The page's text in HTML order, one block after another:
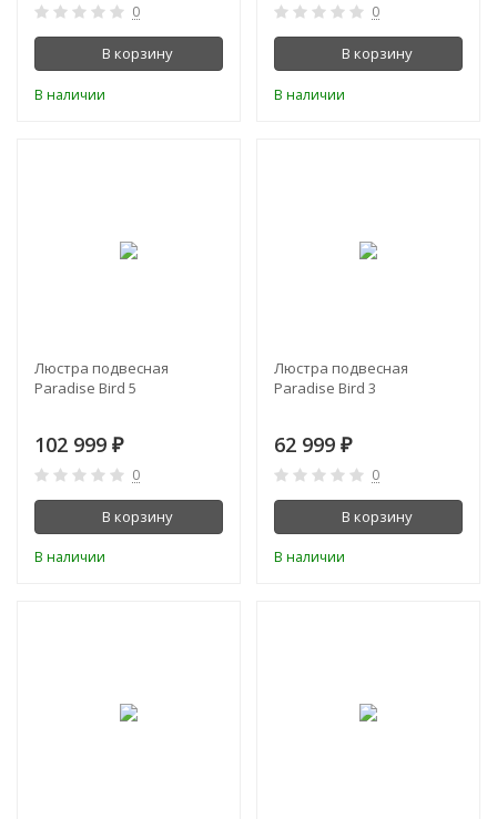
0
В корзину
В наличии
0
В корзину
В наличии
Люстра подвесная
Paradise Bird 5
102 999 ₽
0
В корзину
В наличии
Люстра подвесная
Paradise Bird 3
62 999 ₽
0
В корзину
В наличии